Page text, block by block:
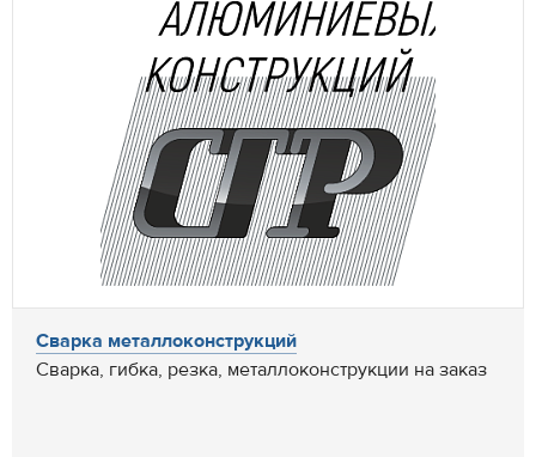
Сварка металлоконструкций
Сварка, гибка, резка, металлоконструкции на заказ